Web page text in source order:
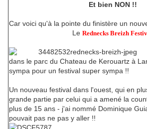
Et bien NON !!
Car voici qu'à la pointe du finistère un
Le Rednecks Breizh
dans le parc du Chateau de Kerouartz à
sympa pour un festival super sympa !!
Un nouveau festival dans l'ouest, qui en
grande partie par celui qui a amené la
plus de 15 ans - j'ai nommé Dominique
pouvait pas ne pas y aller !!